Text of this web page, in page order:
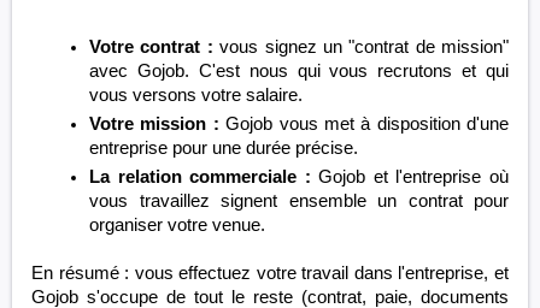
Votre contrat : vous signez un "contrat de mission"
avec Gojob. C'est nous qui vous recrutons et qui
vous versons votre salaire.
Votre mission : Gojob vous met à disposition d'une
entreprise pour une durée précise.
La relation commerciale : Gojob et l'entreprise où
vous travaillez signent ensemble un contrat pour
organiser votre venue.
En résumé : vous effectuez votre travail dans l'entreprise, et
Gojob s'occupe de tout le reste (contrat, paie, documents